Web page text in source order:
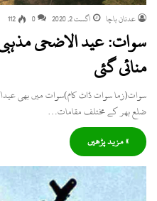
عدنان باچا اگست 2, 2020 0
112
سوات: عید الاضحی
منائی گئی
سوات(زما سوات ڈاٹ کام)سوات میں بھی
ضلع بھر کے مختلف مقامات…
» مزید پڑھیں